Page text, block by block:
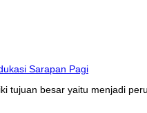
tujuan besar yaitu menjadi